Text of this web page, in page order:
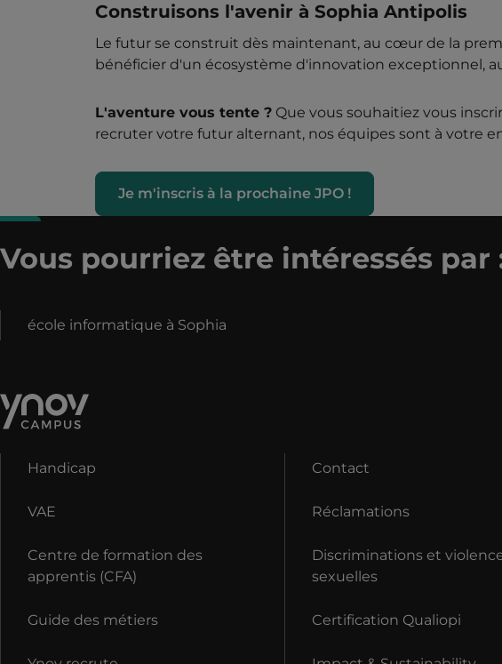
Construisons l'avenir à Sophia Antipolis
Le futur se construit dès maintenant, au cœur de la
bénéficier d'un écosystème d'innovation exceptionnel,
L'aventure vous tente ?Que vous souhaitiez vous
recruter votre futur alternant, nos équipes sont à votre
Je m'inscris à la prochaine JPO !
Vous pourriez être intéressés par
école informatique à Sophia
Handicap
VAE
Centre de formation des
apprentis (CFA)
Guide des métiers
Contact
Réclamations
Discriminations et
sexuelles
Certification Qualiopi